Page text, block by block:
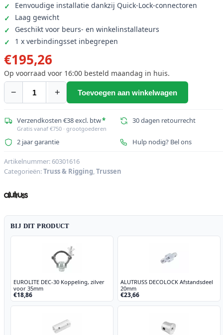
Eenvoudige installatie dankzij Quick-Lock-connectoren
Laag gewicht
Geschikt voor beurs- en winkelinstallateurs
1 x verbindingsset inbegrepen
€195,26
Op voorraad voor 16:00 besteld maandag in huis.
−
ALUTRUSS
DQ3-
2000
3-
kruis
Beam
+ Toevoegen aan winkelwagen
Verzendkosten €38 excl. btw*
Gratis vanaf €750 · grootgoederen
30 dagen retourrecht
2 jaar garantie Hulp nodig? Bel ons
Artikelnummer:60301616
Categorieën:Truss & Rigging,Trussen
BIJ DIT PRODUCT
EUROLITE DEC-30 Koppeling, zilver
voor 35mm
€18,86
ALUTRUSS DECOLOCK Afstandsdeel
20mm
€23,66